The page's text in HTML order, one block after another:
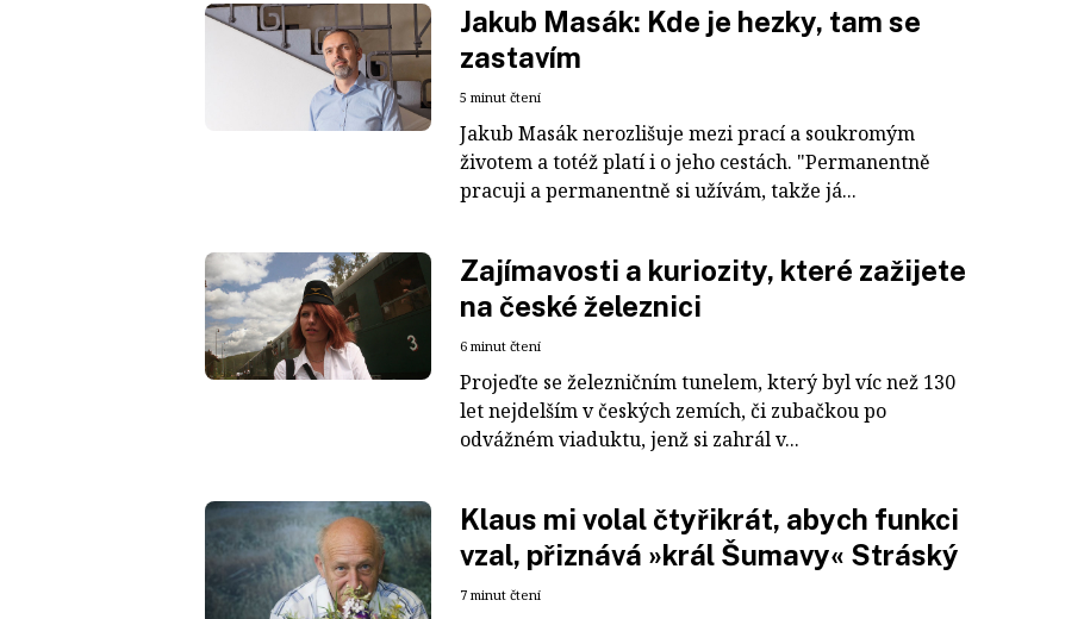
Jakub Masák: Kde je hezky, tam se
zastavím
5 minut čtení
Jakub Masák nerozlišuje mezi prací a soukromým
životem a totéž platí i o jeho cestách. "Permanentně
pracuji a permanentně si užívám, takže já...
Zajímavosti a kuriozity, které zažijete
na české železnici
6 minut čtení
Projeďte se železničním tunelem, který byl víc než 130
let nejdelším v českých zemích, či zubačkou po
odvážném viaduktu, jenž si zahrál v...
Klaus mi volal čtyřikrát, abych funkci
vzal, přiznává »král Šumavy« Stráský
7 minut čtení